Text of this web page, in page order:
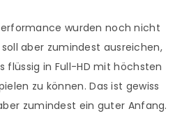
wurden noch nicht
aber zumindest ausreichen,
flüssig in Full-HD mit höchsten
zu können. Das ist gewiss
zumindest ein guter Anfang.